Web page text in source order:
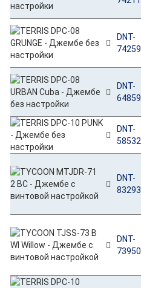
DNT-
74259
DNT-
64859
DNT-
58532
DNT-
83293
DNT-
73950